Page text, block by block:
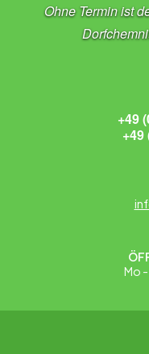
Ohne Termin ist
+49
+49
Mo